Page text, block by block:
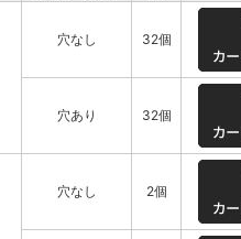
穴なし 32個
穴あり 32個
穴なし 2個